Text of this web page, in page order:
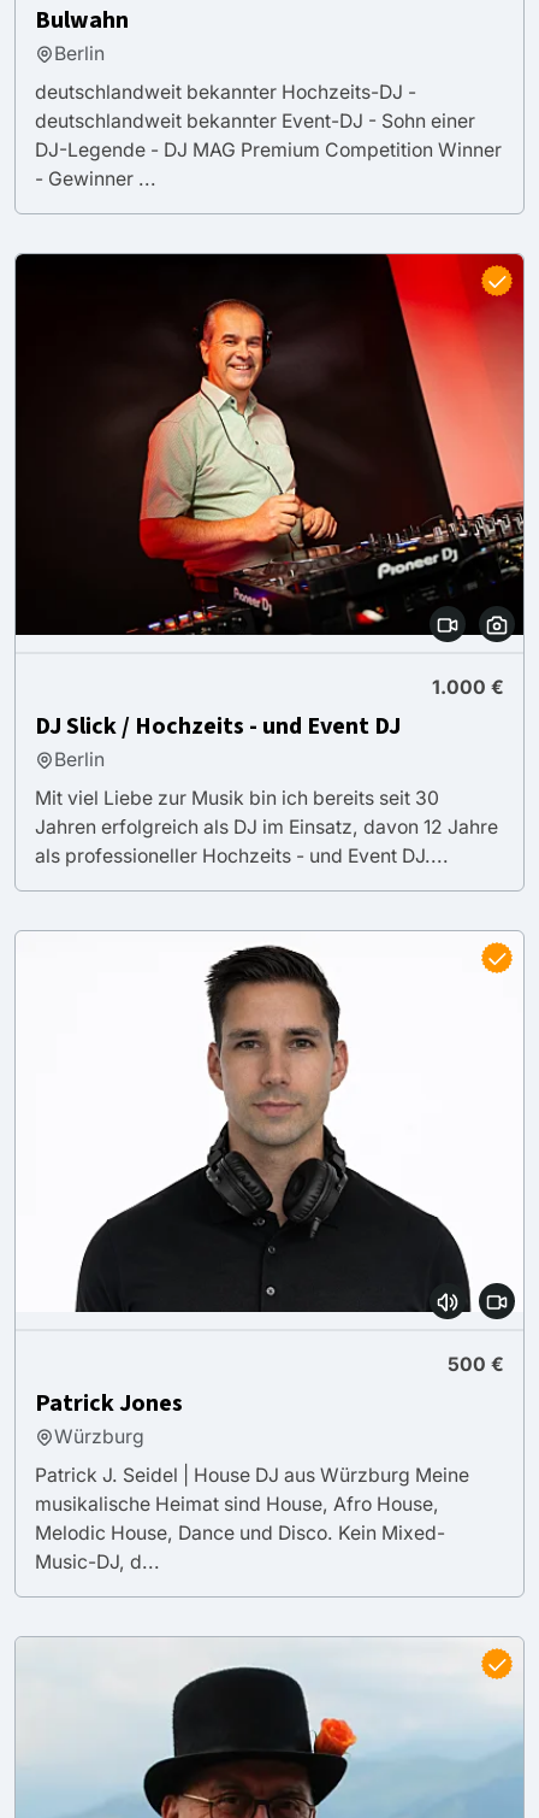
Bulwahn
Berlin
deutschlandweit bekannter Hochzeits-DJ -
deutschlandweit bekannter Event-DJ - Sohn einer
DJ-Legende - DJ MAG Premium Competition Winner
- Gewinner ...
1.000 €
DJ Slick / Hochzeits - und Event DJ
Berlin
Mit viel Liebe zur Musik bin ich bereits seit 30
Jahren erfolgreich als DJ im Einsatz, davon 12 Jahre
als professioneller Hochzeits - und Event DJ....
500 €
Patrick Jones
Würzburg
Patrick J. Seidel | House DJ aus Würzburg Meine
musikalische Heimat sind House, Afro House,
Melodic House, Dance und Disco. Kein Mixed-
Music-DJ, d...